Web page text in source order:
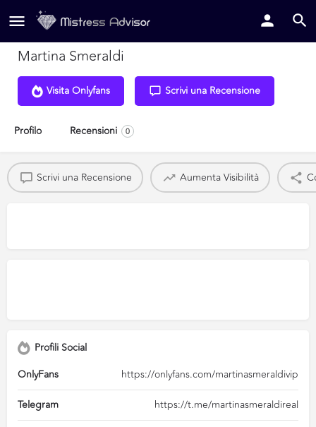
Martina Smeraldi
Visita Onlyfans Scrivi una Recensione
Profilo Recensioni 0
Scrivi una Recensione Aumenta Visibilità
Profili Social
OnlyFans
https://onlyfans.com/martinasmeraldivip
Telegram https://t.me/martinasmeraldireal